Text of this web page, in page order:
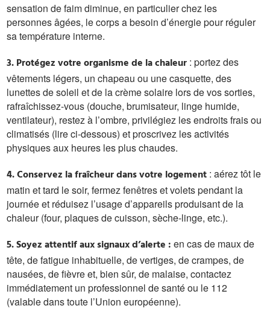
sensation de faim diminue, en particulier chez les
personnes âgées, le corps a besoin d’énergie pour réguler
sa température interne.
3. Protégez votre organisme de la chaleur : portez des
vêtements légers, un chapeau ou une casquette, des
lunettes de soleil et de la crème solaire lors de vos sorties,
rafraîchissez-vous (douche, brumisateur, linge humide,
ventilateur), restez à l’ombre, privilégiez les endroits frais ou
climatisés (lire ci-dessous) et proscrivez les activités
physiques aux heures les plus chaudes.
4. Conservez la fraîcheur dans votre logement : aérez tôt le
matin et tard le soir, fermez fenêtres et volets pendant la
journée et réduisez l’usage d’appareils produisant de la
chaleur (four, plaques de cuisson, sèche-linge, etc.).
5. Soyez attentif aux signaux d’alerte : en cas de maux de
tête, de fatigue inhabituelle, de vertiges, de crampes, de
nausées, de fièvre et, bien sûr, de malaise, contactez
immédiatement un professionnel de santé ou le 112
(valable dans toute l’Union européenne).